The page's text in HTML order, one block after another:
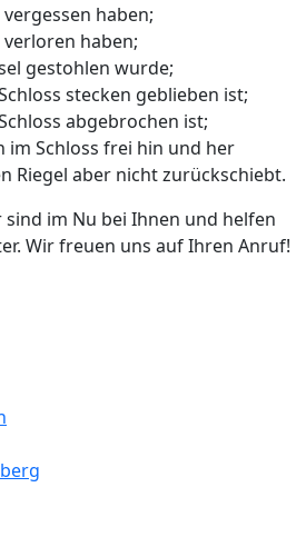
haben;
verloren haben;
gestohlen wurde;
stecken geblieben ist;
abgebrochen ist;
im Schloss frei hin und her
Riegel aber nicht zurückschiebt.
sind im Nu bei Ihnen und helfen
Wir freuen uns auf Ihren Anruf!